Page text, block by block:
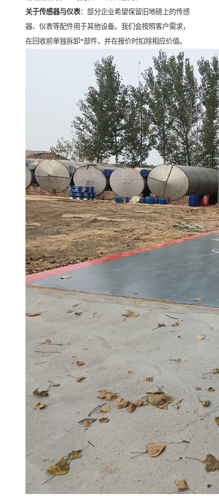
关于传感器与仪表：部分企业希望保留旧地磅上的传感
器、仪表等配件用于其他设备。我们会按照客户需求，
在回收前单独拆卸*部件，并在报价时扣除相应价值。